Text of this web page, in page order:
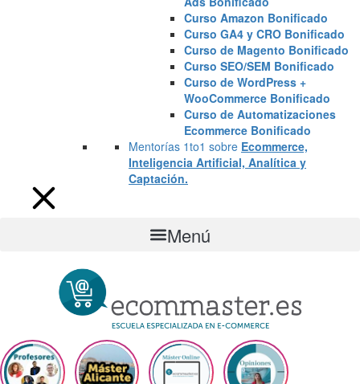
Curso Amazon Bonificado
Curso GA4 y CRO Bonificado
Curso de Magento Bonificado
Curso SEO/SEM Bonificado
Curso de WordPress +
WooCommerce Bonificado
Curso de Automatizaciones
Ecommerce Bonificado
Mentorías 1to1 sobre Ecommerce,
Inteligencia Artificial, Analítica y
Captación.
Menú